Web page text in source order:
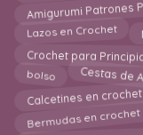
Amigurumi Patrones
Lazos en Crochet
Crochet para
bolso Cestas de
Calcetines en crochet
Bermudas en crochet